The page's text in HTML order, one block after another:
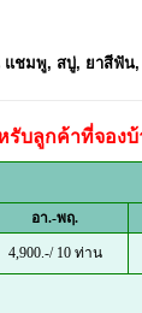
แชมพู, สบู่, ยาสี
บลูกค้าที่จองบ้
อา.-พฤ.
4,900.-/ 10 ท่าน